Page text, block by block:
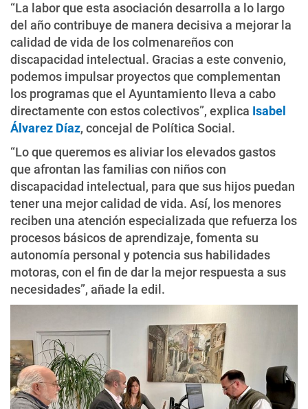
“La labor que esta asociación desarrolla a lo largo
del año contribuye de manera decisiva a mejorar la
calidad de vida de los colmenareños con
discapacidad intelectual. Gracias a este convenio,
podemos impulsar proyectos que complementan
los programas que el Ayuntamiento lleva a cabo
directamente con estos colectivos”, explica Isabel
Álvarez Díaz, concejal de Política Social.
“Lo que queremos es aliviar los elevados gastos
que afrontan las familias con niños con
discapacidad intelectual, para que sus hijos puedan
tener una mejor calidad de vida. Así, los menores
reciben una atención especializada que refuerza los
procesos básicos de aprendizaje, fomenta su
autonomía personal y potencia sus habilidades
motoras, con el fin de dar la mejor respuesta a sus
necesidades”, añade la edil.